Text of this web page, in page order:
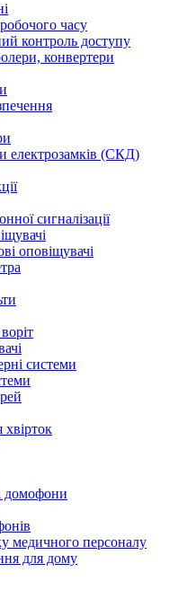
часу
контроль доступу
конвертери
електрозамків (СКД)
сигналізації
оповіщувачі
системи
хвірток
домофони
медичного персоналу
для дому